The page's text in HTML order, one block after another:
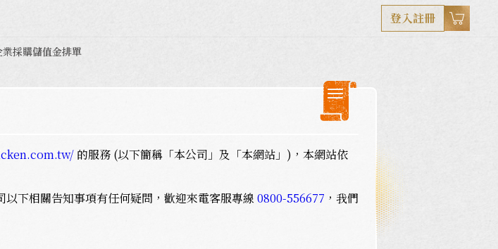
登入註冊
業採購儲值金排單
的服務 (以下簡稱「本公司」及「本網站」)，本網站依
下相關告知事項有任何疑問，歡迎來電客服專線 0800-556677 ，我們